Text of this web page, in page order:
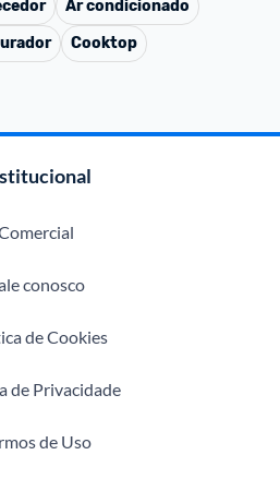
Ar condicionado
Cooktop
conosco
de Cookies
de Privacidade
de Uso